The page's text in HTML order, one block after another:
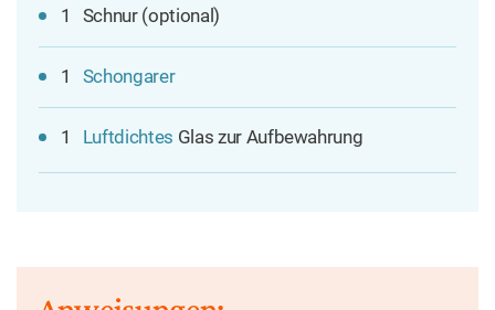
1 Schnur (optional)
1 Schongarer
1 Luftdichtes Glas zur Aufbewahrung